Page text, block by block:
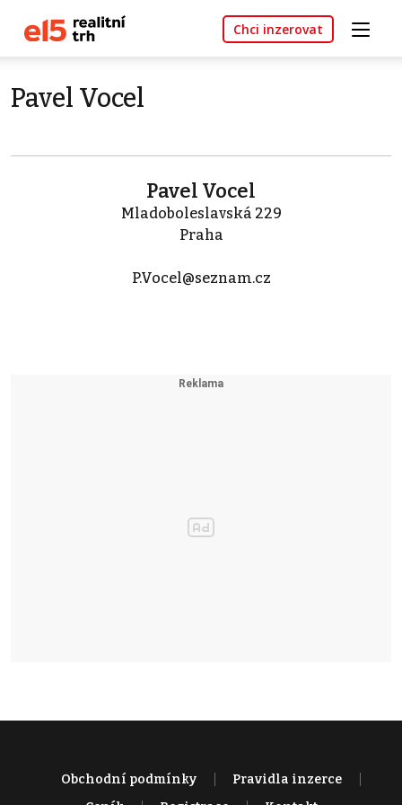
Chci inzerovat
Pavel Vocel
Pavel Vocel
Mladoboleslavská 229
Praha
P.Vocel@seznam.cz
Obchodní podmínky
Pravidla inzerce